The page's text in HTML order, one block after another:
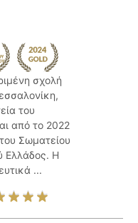
σχολή
του
από το 2022
Σωματείου
Ελλάδος. Η
...